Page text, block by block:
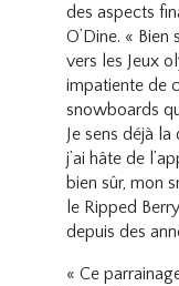
des aspects
O’Dine. «
vers les Jeux
impatiente de
snowboards
Je sens déjà
j’ai hâte de
bien sûr, mon
le Ripped
depuis des
« Ce